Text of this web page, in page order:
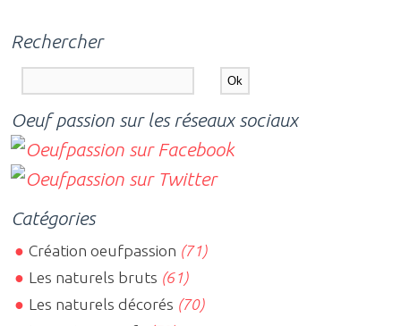
Rechercher
Oeuf passion sur les réseaux sociaux
Catégories
Création oeufpassion (71)
Les naturels bruts (61)
Les naturels décorés (70)